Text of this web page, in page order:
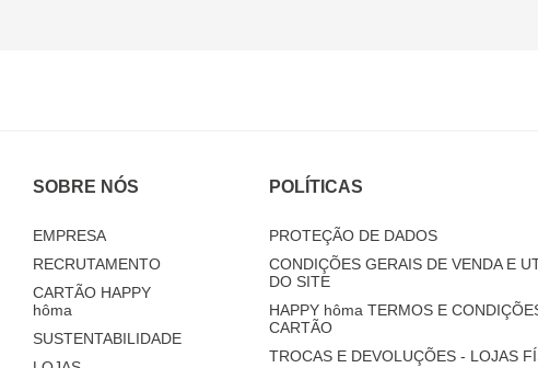
SOBRE NÓS
EMPRESA
RECRUTAMENTO
CARTÃO HAPPY
hôma
SUSTENTABILIDADE
POLÍTICAS
PROTEÇÃO DE DADOS
CONDIÇÕES GERAIS DE VENDA E
DO SITE
HAPPY hôma TERMOS E
CARTÃO
TROCAS E DEVOLUÇÕES - LOJAS